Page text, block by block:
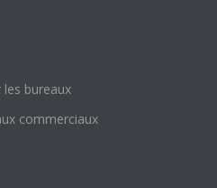
bureaux
commerciaux